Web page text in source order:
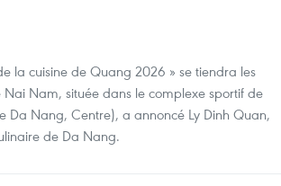
la cuisine de Quang 2026 » se tiendra les
Nam, située dans le complexe sportif de
Da Nang, Centre), a annoncé Ly Dinh Quan,
de Da Nang.